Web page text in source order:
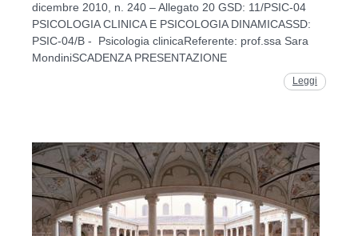
dicembre 2010, n. 240 – Allegato 20 GSD: 11/PSIC-04
PSICOLOGIA CLINICA E PSICOLOGIA DINAMICASSD:
PSIC-04/B - Psicologia clinicaReferente: prof.ssa Sara
MondiniSCADENZA PRESENTAZIONE
Leggi